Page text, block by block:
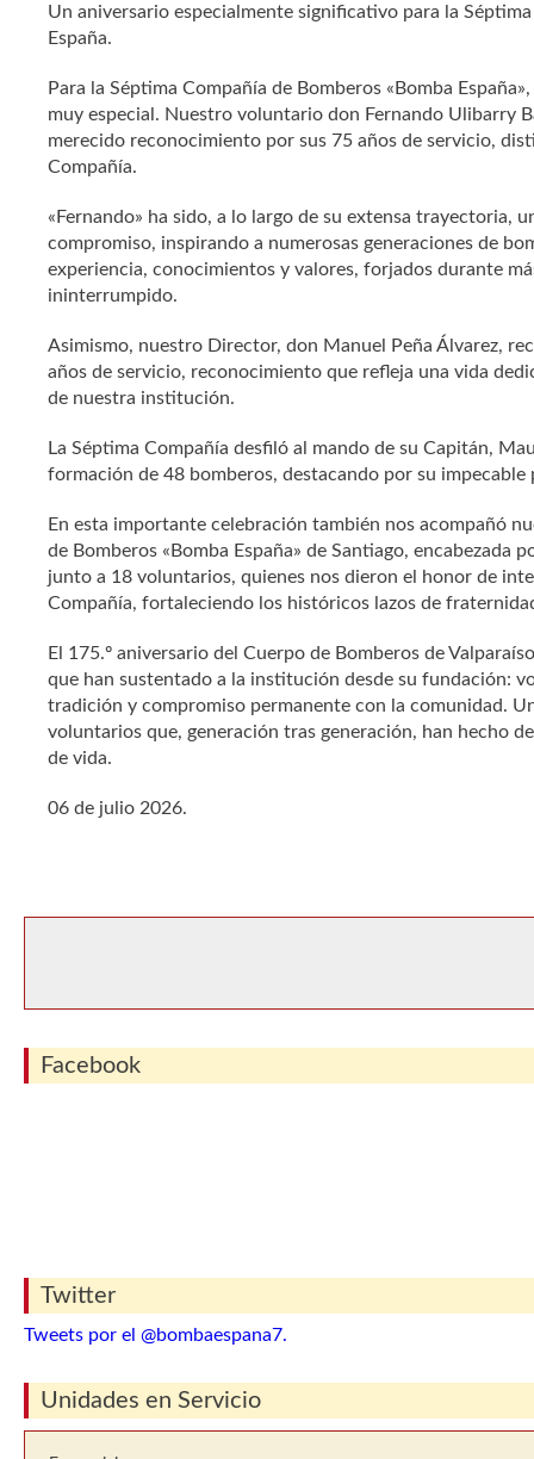
Un aniversario especialmente significativo para la
España.
Para la Séptima Compañía de Bomberos «Bomba
muy especial. Nuestro voluntario don Fernando Ulibarry
merecido reconocimiento por sus 75 años de servicio,
Compañía.
«Fernando» ha sido, a lo largo de su extensa trayectoria,
compromiso, inspirando a numerosas generaciones de
experiencia, conocimientos y valores, forjados durante
ininterrumpido.
Asimismo, nuestro Director, don Manuel Peña Álvarez,
años de servicio, reconocimiento que refleja una vida
de nuestra institución.
La Séptima Compañía desfiló al mando de su Capitán,
formación de 48 bomberos, destacando por su
En esta importante celebración también nos acompañó
de Bomberos «Bomba España» de Santiago, encabezada
junto a 18 voluntarios, quienes nos dieron el honor de
Compañía, fortaleciendo los históricos lazos de
El 175.º aniversario del Cuerpo de Bomberos de
que han sustentado a la institución desde su fundación:
tradición y compromiso permanente con la comunidad.
voluntarios que, generación tras generación, han hecho
de vida.
06 de julio 2026.
Facebook
Twitter
Tweets por el @bombaespana7.
Unidades en Servicio